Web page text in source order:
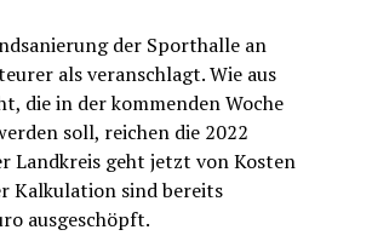
der Sporthalle an
als veranschlagt. Wie aus
die in der kommenden Woche
soll, reichen die 2022
Landkreis geht jetzt von Kosten
Kalkulation sind bereits
ausgeschöpft.